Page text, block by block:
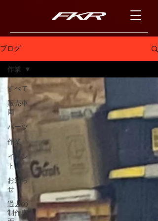
ブログ
すべて
販売車
両
パーツ
作業
イベン
ト
お知ら
せ
過去の
制作車
作業